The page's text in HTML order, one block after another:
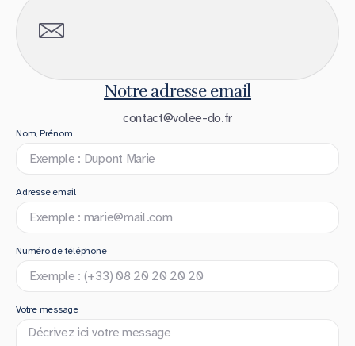
Nom, Prénom
Adresse email
Numéro de téléphone
Votre message
Notre adresse email
contact@volee-do.fr